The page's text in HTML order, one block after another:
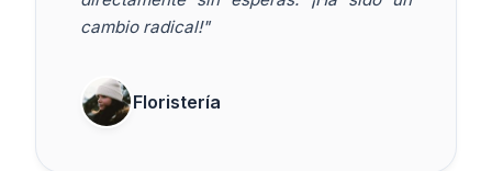
cambio radical!"
Floristería